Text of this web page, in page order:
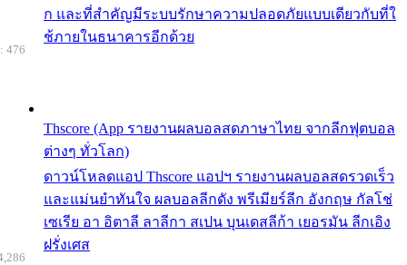
ก และที่สำคัญมีระบบรักษาความปลอดภัยแบบเดียวกับที่ใ
ช้ภายในธนาคารอีกด้วย
Thscore (App รายงานผลบอลสดภาษาไทย จากลีกฟุตบอล
ต่างๆ ทั่วโลก)
ดาวน์โหลดแอป Thscore แอปฯ รายงานผลบอลสดรวดเร็ว
และแม่นยำทันใจ ผลบอลลีกดัง พรีเมียร์ลีก อังกฤษ กัลโช่
เซเรีย อา อิตาลี ลาลีกา สเปน บุนเดสลีก้า เยอรมัน ลีกเอิง
ฝรั่งเศส
476